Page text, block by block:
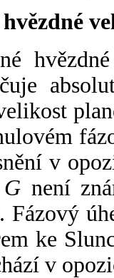
hvězdné
v
G není
Fázový
ke
v